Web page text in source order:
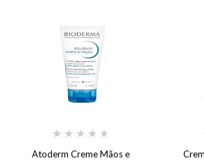
★ ★ ★ ★ ★
Atoderm Creme Mãos e